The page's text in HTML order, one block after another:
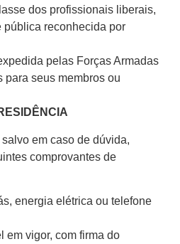
dos profissionais liberais,
pública reconhecida por
pelas Forças Armadas
para seus membros ou
em caso de dúvida,
comprovantes de
energia elétrica ou telefone
em vigor, com firma do